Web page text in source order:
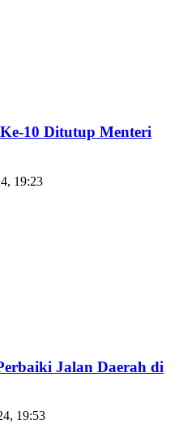
10 Ditutup Menteri
19:23
Jalan Daerah di
19:53